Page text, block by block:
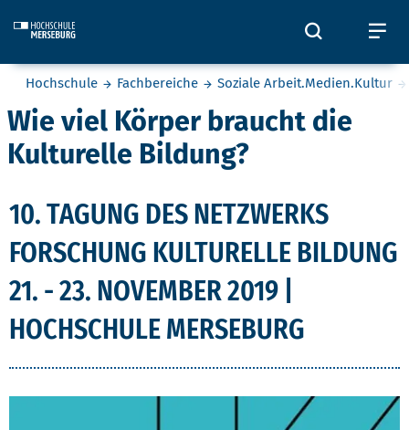
Öffnet
Sie befinden sich hier:
Hochschule Fachbereiche Soziale Arbeit.Medien.Kultur
Wie viel Körper braucht die
Kulturelle Bildung?
10. TAGUNG DES NETZWERKS
FORSCHUNG KULTURELLE BILDUNG
21. - 23. NOVEMBER 2019 |
HOCHSCHULE MERSEBURG